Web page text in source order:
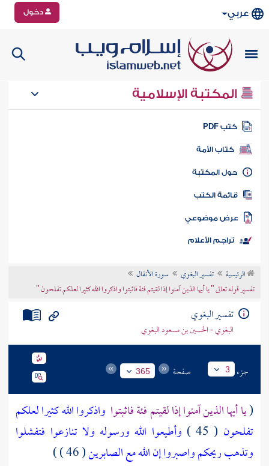
عربي دخول
المكتبة الإسلامية
كتب PDF
كتاب الأمة
المكتبة
الكتب
موضوعي
تراجم الأعلام
الرئيسية تفسير البغوي
سورة الأنفال
تفسير قوله تعالى " يا أيها الذين آمنوا إذا لقيتم فئة فاثبتوا واذكروا الله كثيرا لعلكم تفلحون "
تفسير البغوي
البغوي - الحسين بن مسعود البغوي
جزء 3 صفحة 365
(يا أيها الذين آمنوا إذا لقيتم فئة فاثبتوا واذكروا الله كثيرا لعلكم
تفلحون ( 45 )
وأطيعوا الله ورسوله ولا تنازعوا فتفشلوا
وتذهب ريحكم واصبروا إن الله مع الصابرين( 46 ) )